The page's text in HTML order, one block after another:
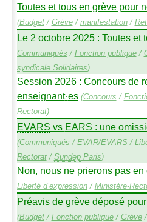
Toutes et tous en grève pour
(Budget/ Grève/ manifestation/
Le 2 octobre 2025 : Toutes et
Communiqués / Fonction publique/
syndicale Solidaires)
Session 2026 : Concours de
enseignant·es (Concours /
Rectorat)
EVARS vs EARS : une
(Communiqués / EVAR/EVARS/
Rectorat/ SundepParis)
Non, nous ne prierons pas en
Liberté d’expression/ Ministère-
Préavis de grève déposé
(Budget/ Fonction publique/ Grève/